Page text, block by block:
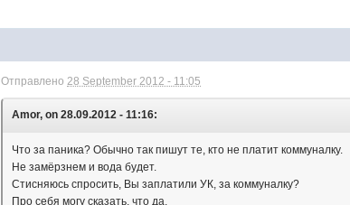
Отправлено28 September 2012 - 11:05
Amor, on 28.09.2012 - 11:16:
Что за паника? Обычно так пишут те, кто не платит коммуналку.
Не замёрзнем и вода будет.
Стисняюсь спросить, Вы заплатили УК, за коммуналку?
Про себя могу сказать, что да.